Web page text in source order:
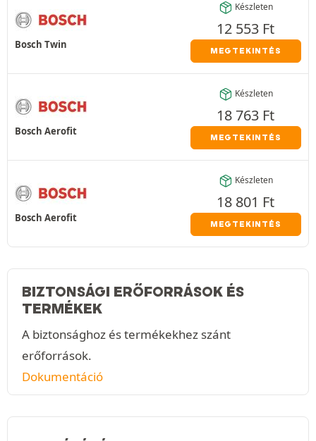
Bosch Twin
Készleten
12 553 Ft
MEGTEKINTÉS
Bosch Aerofit
Készleten
18 763 Ft
MEGTEKINTÉS
Bosch Aerofit
Készleten
18 801 Ft
MEGTEKINTÉS
BIZTONSÁGI ERŐFORRÁSOK ÉS
TERMÉKEK
A biztonsághoz és termékekhez szánt
erőforrások.
Dokumentáció